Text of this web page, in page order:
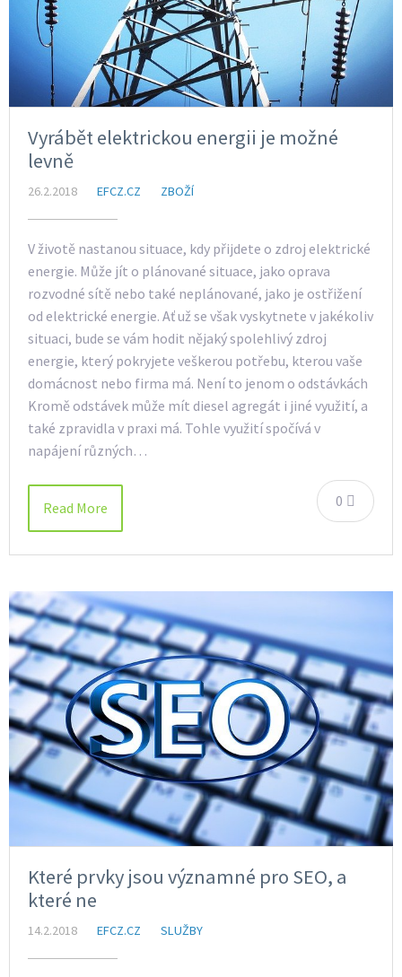
Vyrábět elektrickou energii je možné
levně
26.2.2018 EFCZ.CZ ZBOŽÍ
V životě nastanou situace, kdy přijdete o zdroj elektrické
energie. Může jít o plánované situace, jako oprava
rozvodné sítě nebo také neplánované, jako je ostřižení
od elektrické energie. Ať už se však vyskytnete v jakékoliv
situaci, bude se vám hodit nějaký spolehlivý zdroj
energie, který pokryjete veškerou potřebu, kterou vaše
domácnost nebo firma má. Není to jenom o odstávkách
Kromě odstávek může mít diesel agregát i jiné využití, a
také zpravidla v praxi má. Tohle využití spočívá v
napájení různých…
0
Read More
Které prvky jsou významné pro SEO, a
které ne
14.2.2018 EFCZ.CZ SLUŽBY